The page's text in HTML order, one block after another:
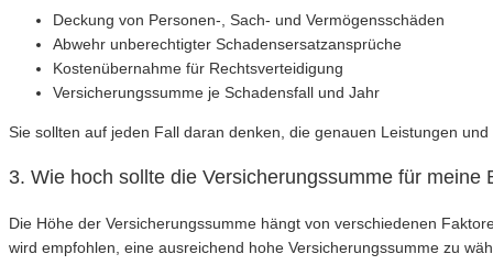
Deckung von Personen-, Sach- und Vermögensschäden
Abwehr unberechtigter Schadensersatzansprüche
Kostenübernahme für Rechtsverteidigung
Versicherungssumme je Schadensfall und Jahr
Sie sollten auf jeden Fall daran denken, die genauen Leistungen
3. Wie hoch sollte die Versicherungssumme für
Die Höhe der Versicherungssumme hängt von verschiedenen
wird empfohlen, eine ausreichend hohe Versicherungssumme zu